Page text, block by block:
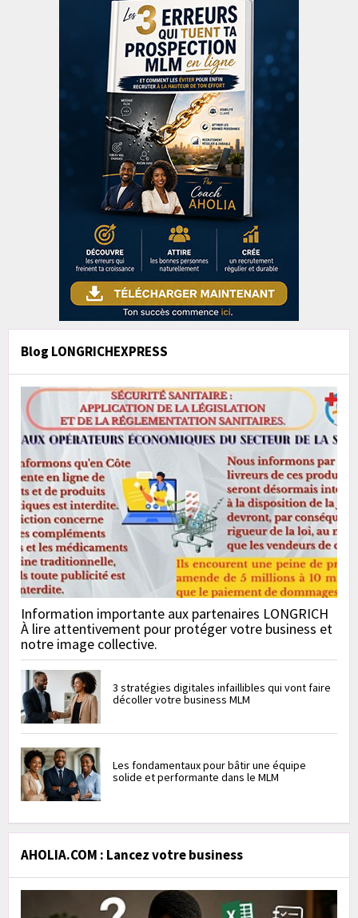
Blog LONGRICHEXPRESS
Information importante aux partenaires LONGRICH
À lire attentivement pour protéger votre business et
notre image collective.
3 stratégies digitales infaillibles qui vont faire
décoller votre business MLM
Les fondamentaux pour bâtir une équipe
solide et performante dans le MLM
AHOLIA.COM : Lancez votre business